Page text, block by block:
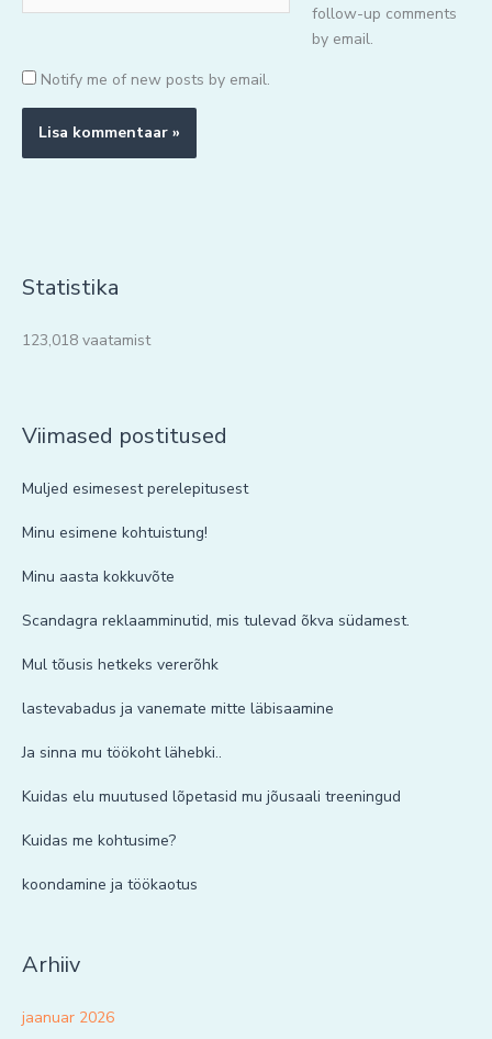
follow-up comments
by email.
Notify me of new posts by email.
Statistika
123,018 vaatamist
Viimased postitused
Muljed esimesest perelepitusest
Minu esimene kohtuistung!
Minu aasta kokkuvõte
Scandagra reklaamminutid, mis tulevad õkva südamest.
Mul tõusis hetkeks vererõhk
lastevabadus ja vanemate mitte läbisaamine
Ja sinna mu töökoht lähebki..
Kuidas elu muutused lõpetasid mu jõusaali treeningud
Kuidas me kohtusime?
koondamine ja töökaotus
Arhiiv
jaanuar 2026